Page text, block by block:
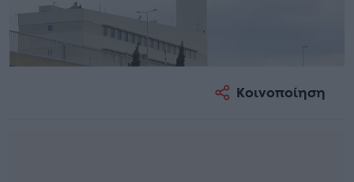
Κοινοποίηση